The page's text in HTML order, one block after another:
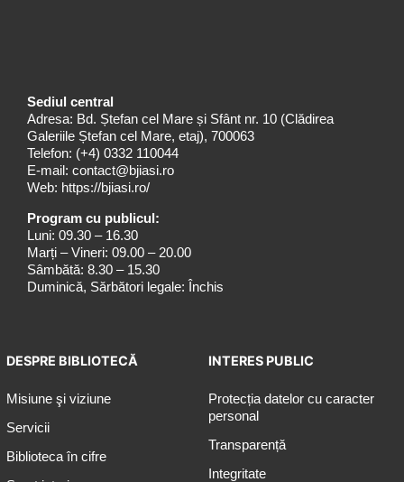
Sediul central
Adresa: Bd. Ștefan cel Mare și Sfânt nr. 10 (Clădirea
Galeriile Ștefan cel Mare, etaj), 700063
Telefon: (+4) 0332 110044
E-mail: contact@bjiasi.ro
Web: https://bjiasi.ro/
Program cu publicul:
Luni: 09.30 – 16.30
Marți – Vineri: 09.00 – 20.00
Sâmbătă: 8.30 – 15.30
Duminică, Sărbători legale: Închis
DESPRE BIBLIOTECĂ
Misiune şi viziune
Servicii
Biblioteca în cifre
INTERES PUBLIC
Protecția datelor cu caracter
personal
Transparență
Integritate